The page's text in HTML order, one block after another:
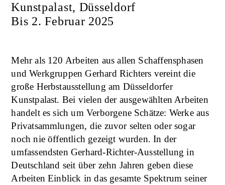
Kunstpalast, Düsseldorf
Bis 2. Februar 2025
Mehr als 120 Arbeiten aus allen Schaffensphasen
und Werkgruppen Gerhard Richters vereint die
große Herbstausstellung am Düsseldorfer
Kunstpalast. Bei vielen der ausgewählten Arbeiten
handelt es sich um Verborgene Schätze: Werke aus
Privatsammlungen, die zuvor selten oder sogar
noch nie öffentlich gezeigt wurden. In der
umfassendsten Gerhard-Richter-Ausstellung in
Deutschland seit über zehn Jahren geben diese
Arbeiten Einblick in das gesamte Spektrum seiner